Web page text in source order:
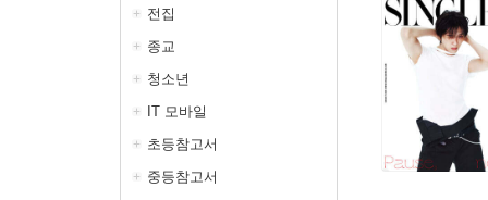
전집
종교
청소년
IT 모바일
초등참고서
중등참고서